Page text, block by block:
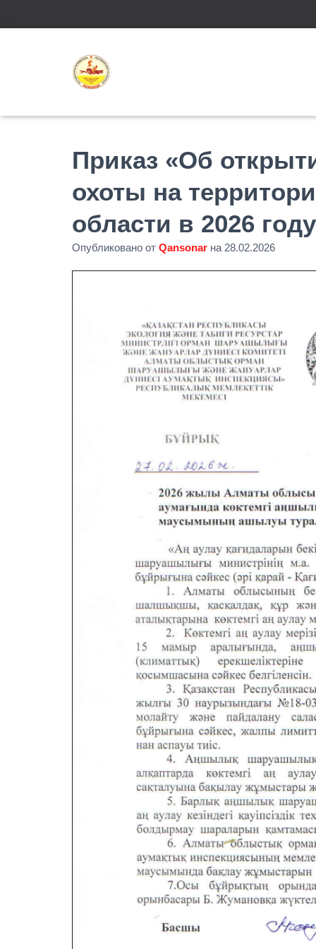
Приказ «Об
охоты на
области в 2026
Опубликовано от Qansonar на 28.02.2026